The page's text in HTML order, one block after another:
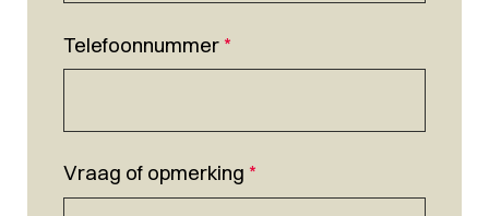
Telefoonnummer*
Vraag of opmerking *